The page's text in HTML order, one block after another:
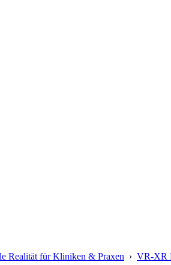
Realität für Kliniken & Praxen › VR-XR